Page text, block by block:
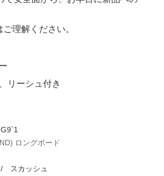
理解ください。
リーシュ付き
ロングボード
/ スカッシュ